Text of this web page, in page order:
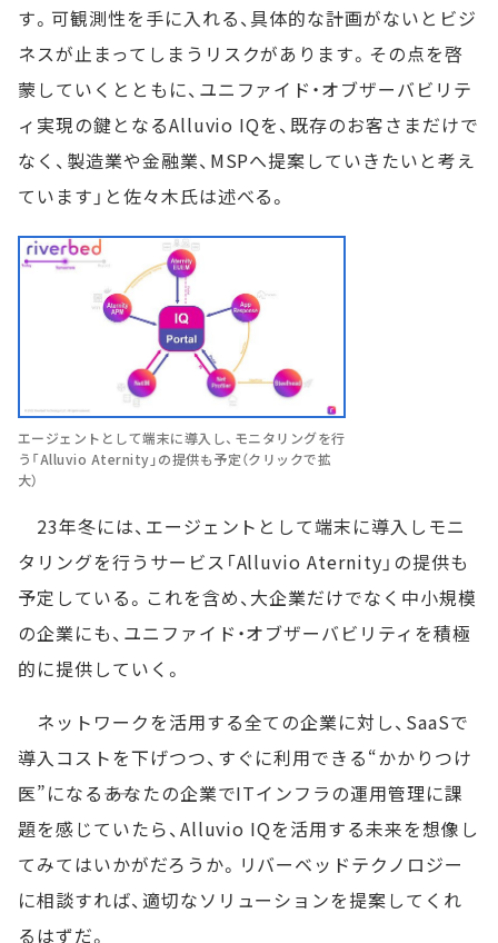
す。可観測性を手に入れる、具体的な計画がないとビジ
ネスが止まってしまうリスクがあります。その点を啓
蒙していくとともに、ユニファイド・オブザーバビリテ
ィ実現の鍵となるAlluvio IQを、既存のお客さまだけで
なく、製造業や金融業、MSPへ提案していきたいと考え
ています」と佐々木氏は述べる。
エージェントとして端末に導入し、モニタリングを行
う「Alluvio Aternity」の提供も予定（クリックで拡
大）
23年冬には、エージェントとして端末に導入しモニ
タリングを行うサービス「Alluvio Aternity」の提供も
予定している。これを含め、大企業だけでなく中小規模
の企業にも、ユニファイド・オブザーバビリティを積極
的に提供していく。
ネットワークを活用する全ての企業に対し、SaaSで
導入コストを下げつつ、すぐに利用できる“かかりつけ
医”になる――あなたの企業でITインフラの運用管理に課
題を感じていたら、Alluvio IQを活用する未来を想像し
てみてはいかがだろうか。リバーベッドテクノロジー
に相談すれば、適切なソリューションを提案してくれ
るはずだ。